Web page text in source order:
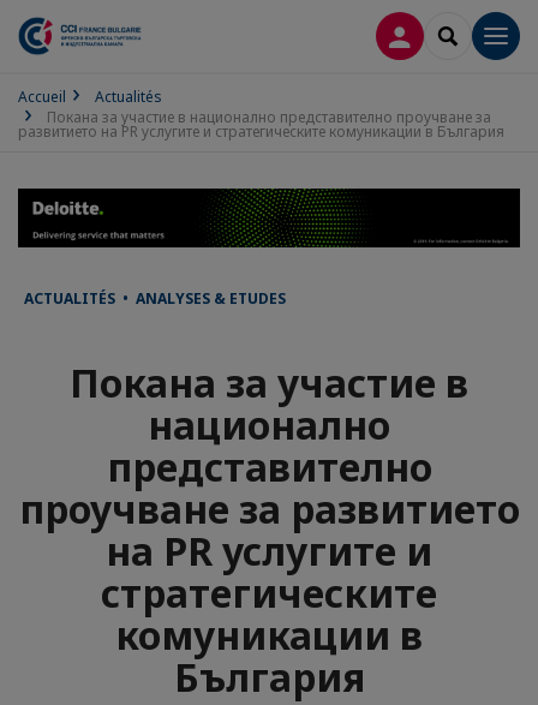
CONNEXION
Accueil
Actualités
Покана за участие в национално представително проучване за
развитието на PR услугите и стратегическите комуникации в България
ACTUALITÉS • ANALYSES & ETUDES
Покана за участие в
национално
представително
проучване за развитието
на PR услугите и
стратегическите
комуникации в
България